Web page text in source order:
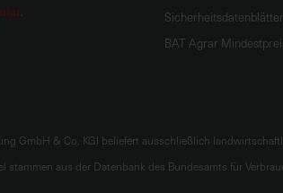
.
Sicherheitsdatenblätter
BAT Agrar
GmbH & Co. KGl beliefert ausschließlich
aus der Datenbank des Bundesamts für